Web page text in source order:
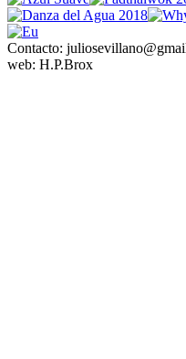
Contacto:
web: H.P.Brox